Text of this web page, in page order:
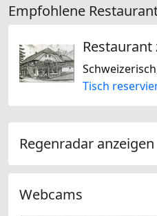
Empfohlene
Restaurant
Tisch
Regenradar anzeigen
Webcams